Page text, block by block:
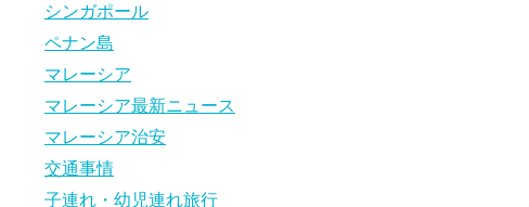
シンガポール
ペナン島
マレーシア
マレーシア最新ニュース
マレーシア治安
交通事情
子連れ・幼児連れ旅行